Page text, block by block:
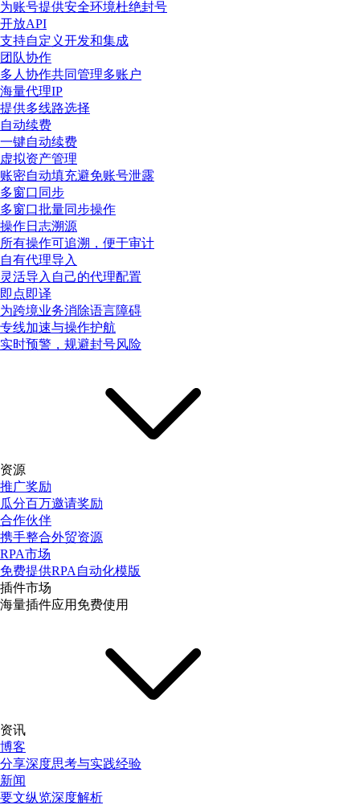
为账号提供安全环境杜绝封号
开放API
支持自定义开发和集成
团队协作
多人协作共同管理多账户
海量代理IP
提供多线路选择
自动续费
一键自动续费
虚拟资产管理
账密自动填充避免账号泄露
多窗口同步
多窗口批量同步操作
操作日志溯源
所有操作可追溯，便于审计
自有代理导入
灵活导入自己的代理配置
即点即译
为跨境业务消除语言障碍
专线加速与操作护航
实时预警，规避封号风险
资源
推广奖励
瓜分百万邀请奖励
合作伙伴
携手整合外贸资源
RPA市场
免费提供RPA自动化模版
插件市场
海量插件应用免费使用
资讯
博客
分享深度思考与实践经验
新闻
要文纵览深度解析